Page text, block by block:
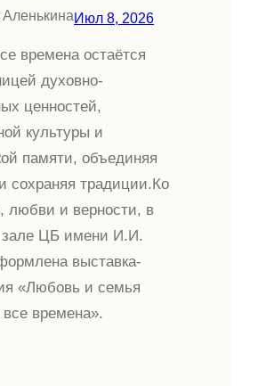
Июл 8, 2026
времена остаётся
духовно-
ценностей,
культуры и
памяти, объединяя
сохраняя традиции.Ко
любви и верности, в
зале ЦБ имени И.И.
выставка-
«Любовь и семья
времена».